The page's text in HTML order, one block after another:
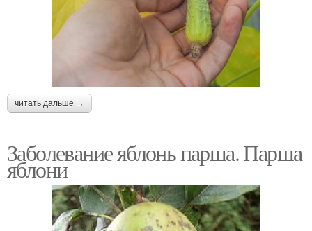
читать дальше →
Заболевание яблонь парша. Парша
яблони